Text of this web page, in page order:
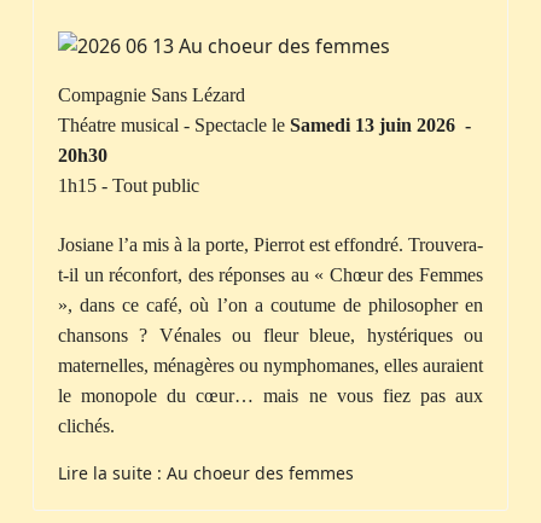
Compagnie Sans Lézard
Théatre musical - Spectacle le Samedi 13 juin 2026 -
20h30
1h15 - Tout public
Josiane l’a mis à la porte, Pierrot est effondré. Trouvera-
t-il un réconfort, des réponses au « Chœur des Femmes
», dans ce café, où l’on a coutume de philosopher en
chansons ? Vénales ou fleur bleue, hystériques ou
maternelles, ménagères ou nymphomanes, elles auraient
le monopole du cœur… mais ne vous fiez pas aux
clichés.
Lire la suite : Au choeur des femmes